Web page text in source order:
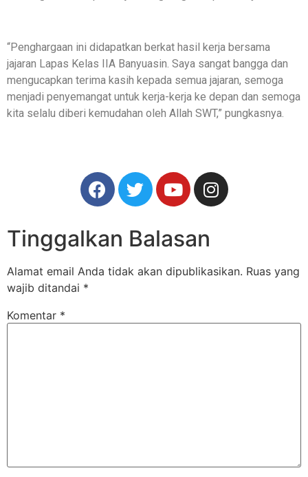
“Penghargaan ini didapatkan berkat hasil kerja bersama
jajaran Lapas Kelas IIA Banyuasin. Saya sangat bangga dan
mengucapkan terima kasih kepada semua jajaran, semoga
menjadi penyemangat untuk kerja-kerja ke depan dan semoga
kita selalu diberi kemudahan oleh Allah SWT,” pungkasnya.
Tinggalkan Balasan
Alamat email Anda tidak akan dipublikasikan. Ruas yang
wajib ditandai *
Komentar *